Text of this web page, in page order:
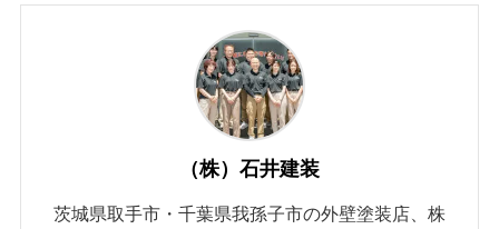
（株）石井建装
茨城県取手市・千葉県我孫子市の外壁塗装店、株